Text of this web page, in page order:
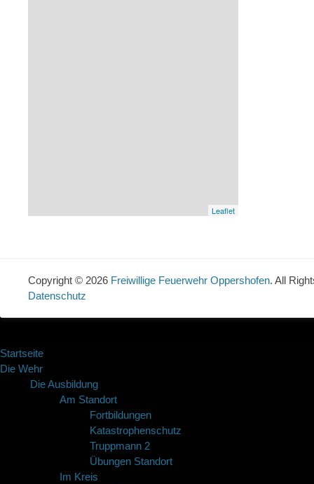
Leaflet
Copyright © 2026 Freiwillige Feuerwehr Oppershofen. All
Datenschutz
Startseite
Die Wehr
Die Ausbildung
Am Standort
Fortbildungen
Katastrophenschutz
Truppmann 2
Übungen Standort
Im Kreis